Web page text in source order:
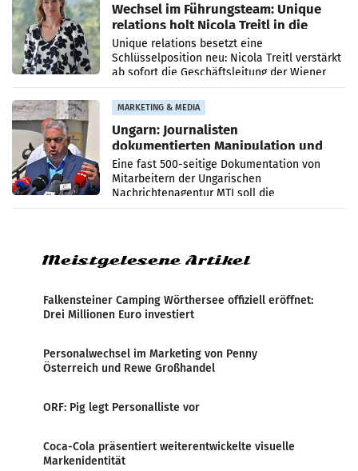
Wechsel im Führungsteam: Unique
relations holt Nicola Treitl in die
Geschäftsleitung
Unique relations besetzt eine
Schlüsselposition neu: Nicola Treitl verstärkt
ab sofort die Geschäftsleitung der Wiener
PR-Agentur an der Seite von Josef Kalina und
Anna Kalina-Mahr.
MARKETING & MEDIA
Ungarn: Journalisten
dokumentierten Manipulation und
Zensur
Eine fast 500-seitige Dokumentation von
Mitarbeitern der Ungarischen
Nachrichtenagentur MTI soll die
systematische Nachrichten-Manipulation und
Meistgelesene Artikel
Falkensteiner Camping Wörthersee offiziell eröffnet:
Drei Millionen Euro investiert
Personalwechsel im Marketing von Penny
Österreich und Rewe Großhandel
ORF: Pig legt Personalliste vor
Coca-Cola präsentiert weiterentwickelte visuelle
Markenidentität